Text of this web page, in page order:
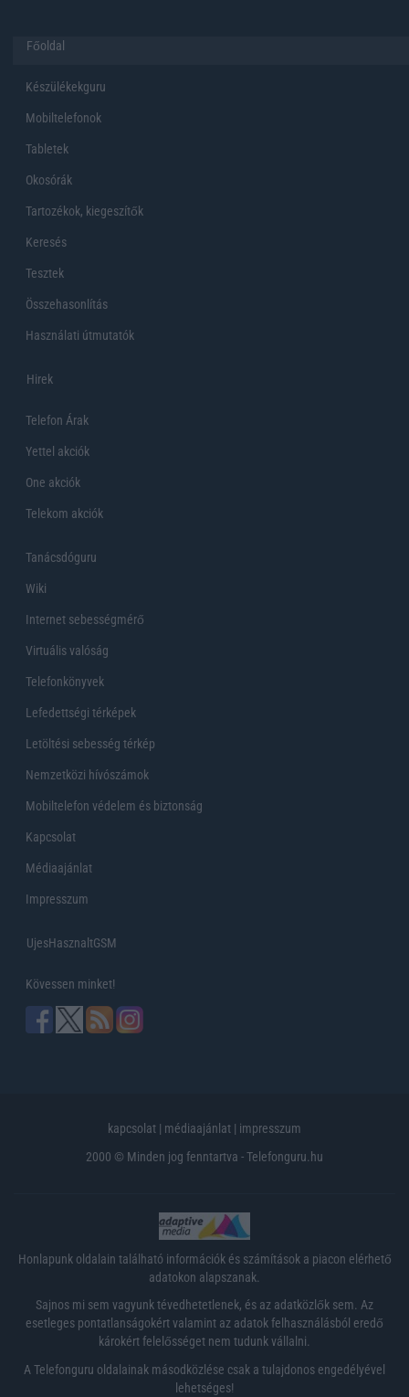
Főoldal
Készülékekguru
Mobiltelefonok
Tabletek
Okosórák
Tartozékok, kiegeszítők
Keresés
Tesztek
Összehasonlítás
Használati útmutatók
Hirek
Telefon Árak
Yettel akciók
One akciók
Telekom akciók
Tanácsdóguru
Wiki
Internet sebességmérő
Virtuális valóság
Telefonkönyvek
Lefedettségi térképek
Letöltési sebesség térkép
Nemzetközi hívószámok
Mobiltelefon védelem és biztonság
Kapcsolat
Médiaajánlat
Impresszum
UjesHasznaltGSM
Kövessen minket!
kapcsolat | médiaajánlat | impresszum
2000 © Minden jog fenntartva - Telefonguru.hu
Honlapunk oldalain található információk és számítások a piacon elérhető
adatokon alapszanak.
Sajnos mi sem vagyunk tévedhetetlenek, és az adatközlők sem. Az
esetleges pontatlanságokért valamint az adatok felhasználásból eredő
károkért felelősséget nem tudunk vállalni.
A Telefonguru oldalainak másodközlése csak a tulajdonos engedélyével
lehetséges!